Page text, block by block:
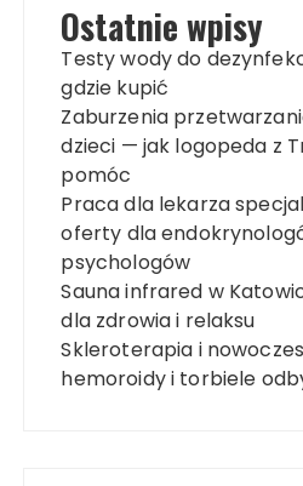
Ostatnie wpisy
Testy wody do
gdzie kupić
Zaburzenia
dzieci — jak logopeda z
pomóc
Praca dla lekarza
oferty dla
psychologów
Sauna infrared w
dla zdrowia i relaksu
Skleroterapia i
hemoroidy i torbiele